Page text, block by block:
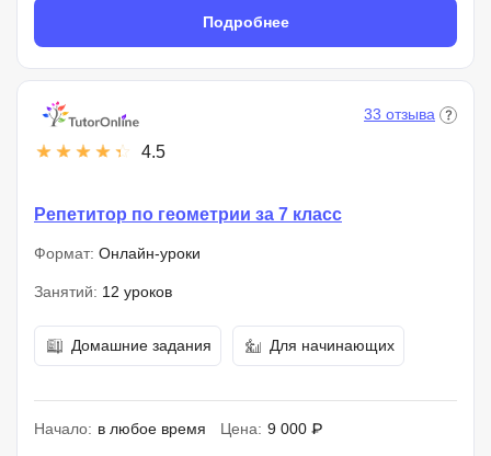
Подробнее
4.5
33 отзыва
Репетитор по геометрии за 7 класс
Формат: Онлайн-уроки
Занятий: 12 уроков
Домашние задания Для начинающих
Начало: в любое время Цена: 9 000 ₽